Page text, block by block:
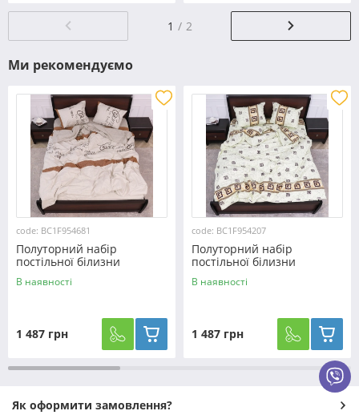
1 2
Ми рекомендуємо
code: BC1F954681
Полуторний набір
постільної білизни
150*220 з Фланелі
№954681 Черешенка™
В наявності
1 487 грн
code: BC1F954207
Полуторний набір
постільної білизни
150*220 з Фланелі
№954207 Черешенка™
В наявності
1 487 грн
Як оформити замовлення?